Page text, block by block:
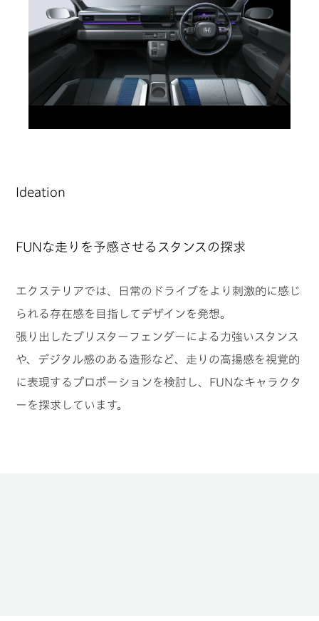
Ideation
FUNな走りを予感させるスタンスの探求
エクステリアでは、日常のドライブをより刺激的に感じ
られる存在感を目指してデザインを発想。
張り出したブリスターフェンダーによる力強いスタンス
や、デジタル感のある造形など、走りの高揚感を視覚的
に表現するプロポーションを検討し、FUNなキャラクタ
ーを探求しています。